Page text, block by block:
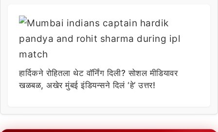
हार्दिकने रोहितला थेट वॉर्निंग दिली? सोशल मीडियावर
खळबळ, अखेर मुंबई इंडियन्सने दिलं ‘हे’ उत्तर!